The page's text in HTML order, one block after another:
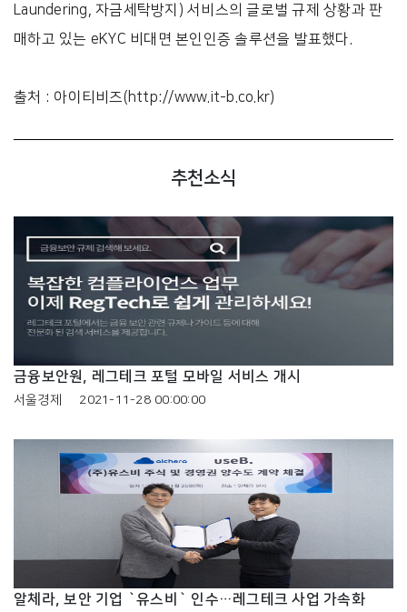
Laundering, 자금세탁방지) 서비스의 글로벌 규제 상황과 판
매하고 있는 eKYC 비대면 본인인증 솔루션을 발표했다.
출처 : 아이티비즈(http://www.it-b.co.kr)
추천소식
금융보안원, 레그테크 포털 모바일 서비스 개시
서울경제 2021-11-28 00:00:00
알체라, 보안 기업 `유스비` 인수…레그테크 사업 가속화